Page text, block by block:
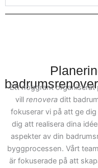
erfarna inom olika
och arbetar med att
specifika krav för
badrumsrenovering i
Åstorps Kommun. Vår
målsättning är att
hela arbetet hjälpa våra
kunder från början till
Ett noggrant organiserat
vill renoveraditt
fokuserar vi på att ge
dig att realisera dina
aspekter av din
byggprocessen. Vårt
är fokuserade på att